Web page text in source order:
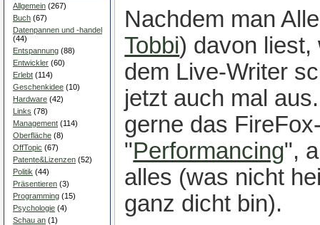
Allgemein (267)
Buch (67)
Datenpannen und -handel
(44)
Entspannung (88)
Entwickler (60)
Erlebt (114)
Geschenkidee (10)
Hardware (42)
Links (78)
Management (114)
Oberfläche (8)
OffTopic (67)
Patente&Lizenzen (52)
Politik (44)
Präsentieren (3)
Programming (15)
Psychologie (4)
Schau an (1)
Nachdem man
Tobbi) davon liest,
dem Live-Writer
jetzt auch mal
gerne das
"Performancing",
alles (was nicht
ganz dicht bin).